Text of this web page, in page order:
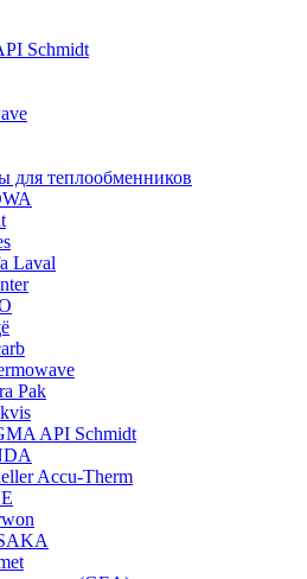
Schmidt
для теплообменников
Laval
Pak
API Schmidt
Accu-Therm